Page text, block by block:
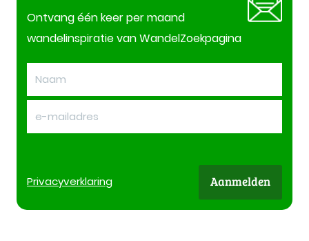
Ontvang één keer per maand
wandelinspiratie van WandelZoekpagina
Privacyverklaring Aanmelden